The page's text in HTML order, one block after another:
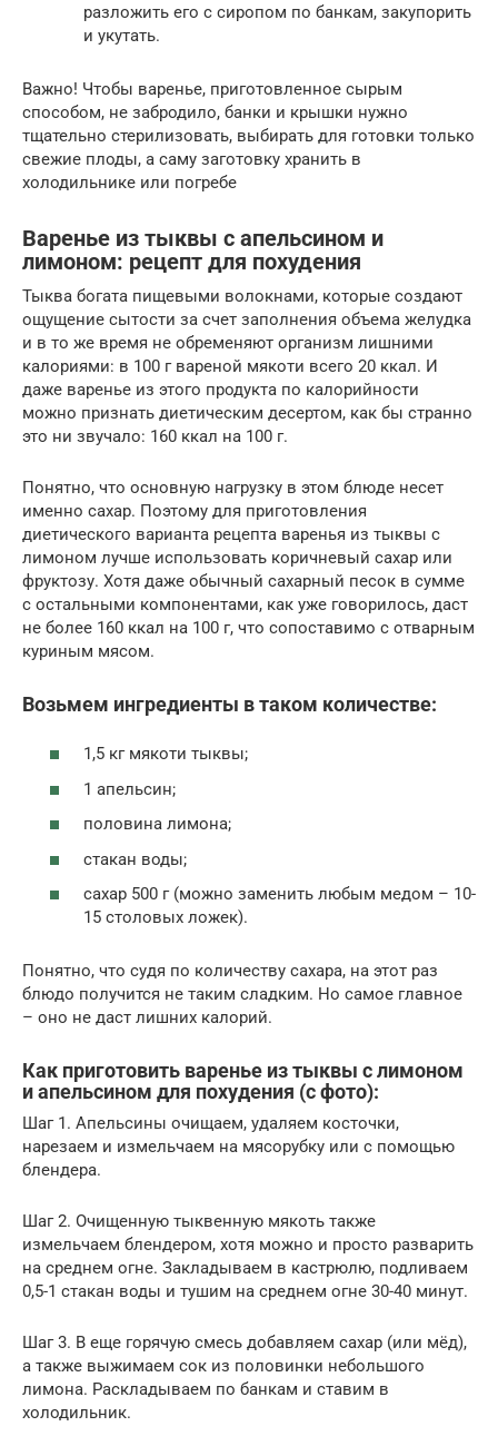
разложить его с сиропом по банкам, закупорить
и укутать.
Важно! Чтобы варенье, приготовленное сырым
способом, не забродило, банки и крышки нужно
тщательно стерилизовать, выбирать для готовки только
свежие плоды, а саму заготовку хранить в
холодильнике или погребе
Варенье из тыквы с апельсином и
лимоном: рецепт для похудения
Тыква богата пищевыми волокнами, которые создают
ощущение сытости за счет заполнения объема желудка
и в то же время не обременяют организм лишними
калориями: в 100 г вареной мякоти всего 20 ккал. И
даже варенье из этого продукта по калорийности
можно признать диетическим десертом, как бы странно
это ни звучало: 160 ккал на 100 г.
Понятно, что основную нагрузку в этом блюде несет
именно сахар. Поэтому для приготовления
диетического варианта рецепта варенья из тыквы с
лимоном лучше использовать коричневый сахар или
фруктозу. Хотя даже обычный сахарный песок в сумме
с остальными компонентами, как уже говорилось, даст
не более 160 ккал на 100 г, что сопоставимо с отварным
куриным мясом.
Возьмем ингредиенты в таком количестве:
1,5 кг мякоти тыквы;
1 апельсин;
половина лимона;
стакан воды;
сахар 500 г (можно заменить любым медом – 10-
15 столовых ложек).
Понятно, что судя по количеству сахара, на этот раз
блюдо получится не таким сладким. Но самое главное
– оно не даст лишних калорий.
Как приготовить варенье из тыквы с лимоном
и апельсином для похудения (с фото):
Шаг 1. Апельсины очищаем, удаляем косточки,
нарезаем и измельчаем на мясорубку или с помощью
блендера.
Шаг 2. Очищенную тыквенную мякоть также
измельчаем блендером, хотя можно и просто разварить
на среднем огне. Закладываем в кастрюлю, подливаем
0,5-1 стакан воды и тушим на среднем огне 30-40 минут.
Шаг 3. В еще горячую смесь добавляем сахар (или мёд),
а также выжимаем сок из половинки небольшого
лимона. Раскладываем по банкам и ставим в
холодильник.